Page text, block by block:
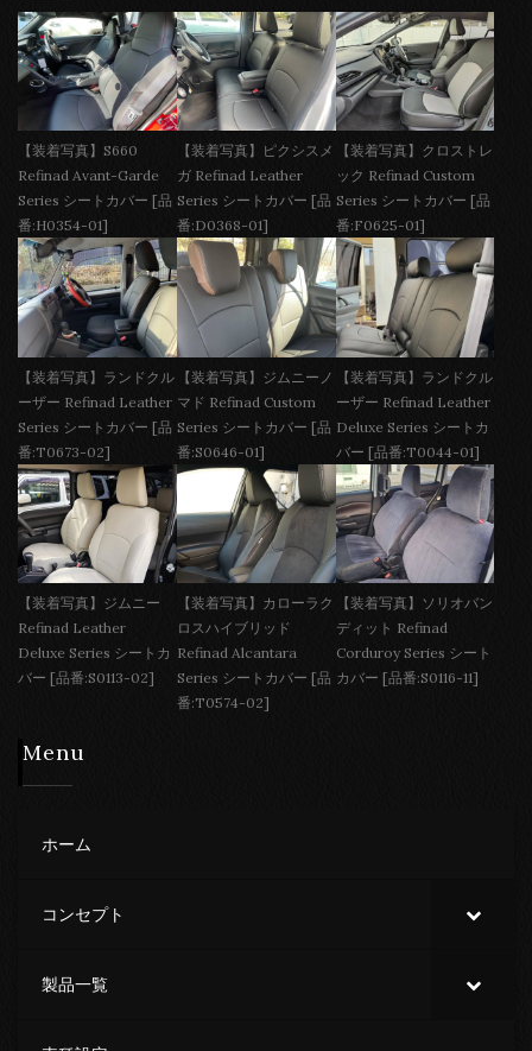
【装着写真】S660
Refinad Avant-Garde
Series シートカバー [品
番:H0354-01]
【装着写真】ピクシスメ
ガ Refinad Leather
Series シートカバー [品
番:D0368-01]
【装着写真】クロストレ
ック Refinad Custom
Series シートカバー [品
番:F0625-01]
【装着写真】ランドクル
ーザー Refinad Leather
Series シートカバー [品
番:T0673-02]
【装着写真】ジムニーノ
マド Refinad Custom
Series シートカバー [品
番:S0646-01]
【装着写真】ランドクル
ーザー Refinad Leather
Deluxe Series シートカ
バー [品番:T0044-01]
【装着写真】ジムニー
Refinad Leather
Deluxe Series シートカ
バー [品番:S0113-02]
【装着写真】カローラク
ロスハイブリッド
Refinad Alcantara
Series シートカバー [品
番:T0574-02]
【装着写真】ソリオバン
ディット Refinad
Corduroy Series シート
カバー [品番:S0116-11]
Menu
ホーム
コンセプト
製品一覧